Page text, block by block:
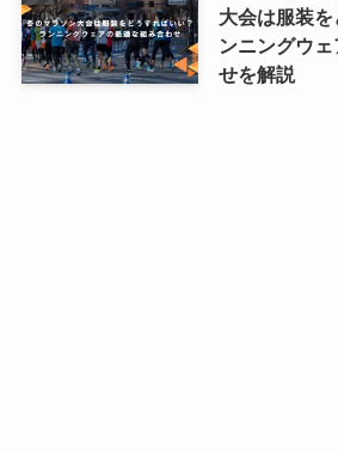
大会は服装
ンニングウ
せを解説